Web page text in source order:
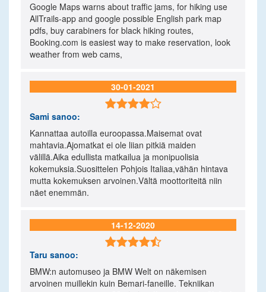
Google Maps warns about traffic jams, for hiking use
AllTrails-app and google possible English park map
pdfs, buy carabiners for black hiking routes,
Booking.com is easiest way to make reservation, look
weather from web cams,
30-01-2021

Sami sanoo:
Kannattaa autoilla euroopassa.Maisemat ovat
mahtavia.Ajomatkat ei ole liian pitkiä maiden
välillä.Aika edullista matkailua ja monipuolisia
kokemuksia.Suosittelen Pohjois Italiaa,vähän hintava
mutta kokemuksen arvoinen.Vältä moottoriteitä niin
näet enemmän.
14-12-2020

Taru sanoo:
BMW:n automuseo ja BMW Welt on näkemisen
arvoinen muillekin kuin Bemari-faneille. Tekniikan